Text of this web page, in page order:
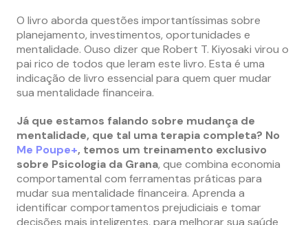
O livro aborda questões importantíssimas sobre
planejamento, investimentos, oportunidades e
mentalidade. Ouso dizer que Robert T. Kiyosaki virou o
pai rico de todos que leram este livro. Esta é uma
indicação de livro essencial para quem quer mudar
sua mentalidade financeira.
Já que estamos falando sobre mudança de
mentalidade, que tal uma terapia completa? No
Me Poupe+, temos um treinamento exclusivo
sobre Psicologia da Grana, que combina economia
comportamental com ferramentas práticas para
mudar sua mentalidade financeira. Aprenda a
identificar comportamentos prejudiciais e tomar
decisões mais inteligentes, para melhorar sua saúde